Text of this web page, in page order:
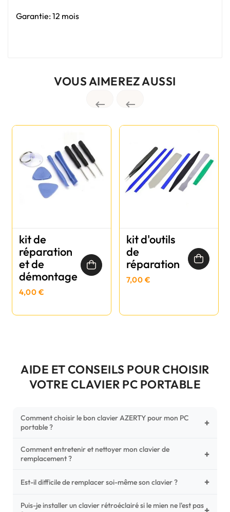
Garantie: 12 mois
VOUS AIMEREZ AUSSI
 
kit de
réparation
et de
démontage
4,00 €
kit d'outils
de
réparation
7,00 €
AIDE ET CONSEILS POUR CHOISIR
VOTRE CLAVIER PC PORTABLE
Comment choisir le bon clavier AZERTY pour mon PC
portable ?
+
Pour ne pas vous tromper, vérifiez trois points critiques sur
votre clavier d'origine : la disposition (AZERTY Français), la
photos HD) et l'emplacement des fixations (vis ou clips) au
Comment entretenir et nettoyer mon clavier de
remplacement ?
+
Un entretien régulier prolonge la vie de vos touches.
poussières sous les mécanismes. Pour le nettoyage,
Est-il difficile de remplacer soi-même son clavier ? +
C'est une réparation accessible et très économique ! La
Puis-je installer un clavier rétroéclairé si le mien ne l'est pas